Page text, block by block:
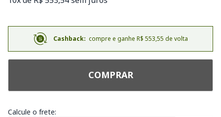
Cashback: compre e ganhe R$ 553,55 de volta
COMPRAR
Calcule o frete: